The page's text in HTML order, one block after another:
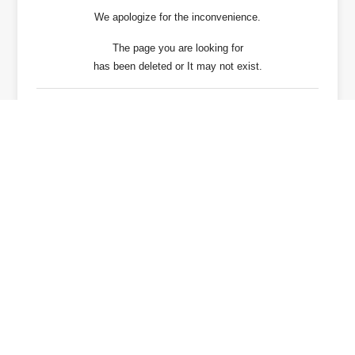
We apologize for the inconvenience.
The page you are looking for
has been deleted or It may not exist.